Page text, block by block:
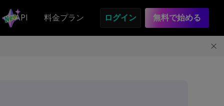
API 料金プラン ログイン 無料で始める